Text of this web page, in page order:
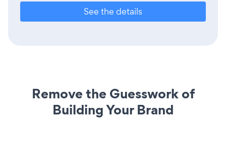
See the details
Remove the Guesswork of
Building Your Brand